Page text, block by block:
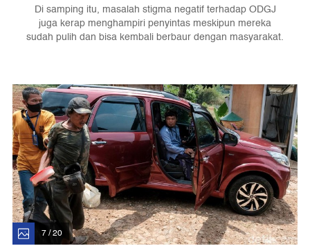
Di samping itu, masalah stigma negatif terhadap ODGJ
juga kerap menghampiri penyintas meskipun mereka
sudah pulih dan bisa kembali berbaur dengan masyarakat.
7 / 20